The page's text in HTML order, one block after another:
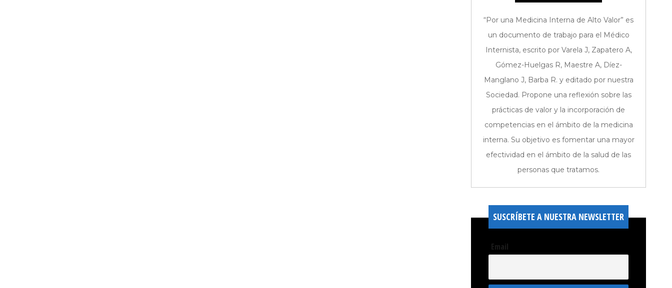
“Por una Medicina Interna de Alto Valor” es
un documento de trabajo para el Médico
Internista, escrito por Varela J, Zapatero A,
Gómez-Huelgas R, Maestre A, Díez-
Manglano J, Barba R. y editado por nuestra
Sociedad. Propone una reflexión sobre las
prácticas de valor y la incorporación de
competencias en el ámbito de la medicina
interna. Su objetivo es fomentar una mayor
efectividad en el ámbito de la salud de las
personas que tratamos.
SUSCRÍBETE A NUESTRA NEWSLETTER
Email